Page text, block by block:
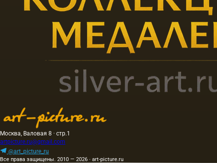
Москва, Валовая 8 · стр.1
artpicture.ru@gmail.com
@art_picture_ru
Все права защищены. 2010 — 2026 · art-picture.ru